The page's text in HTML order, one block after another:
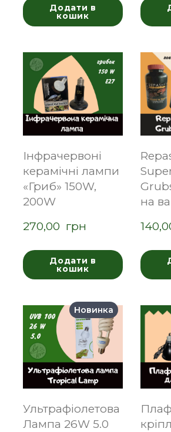
Додати в
кошик
Інфрачервоні
керамічні лампи
«Гриб» 150W,
200W
270,00  грн
Додати в
кошик
на
Новинка
Ультрафіолетова
Лампа 26W 5.0